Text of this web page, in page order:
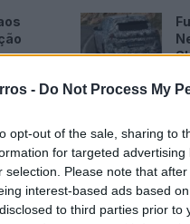
- Do Not Process My
opt-out of the sale, sharing to
for targeted
selection. Please note that
interest-based ads based
to third parties prior